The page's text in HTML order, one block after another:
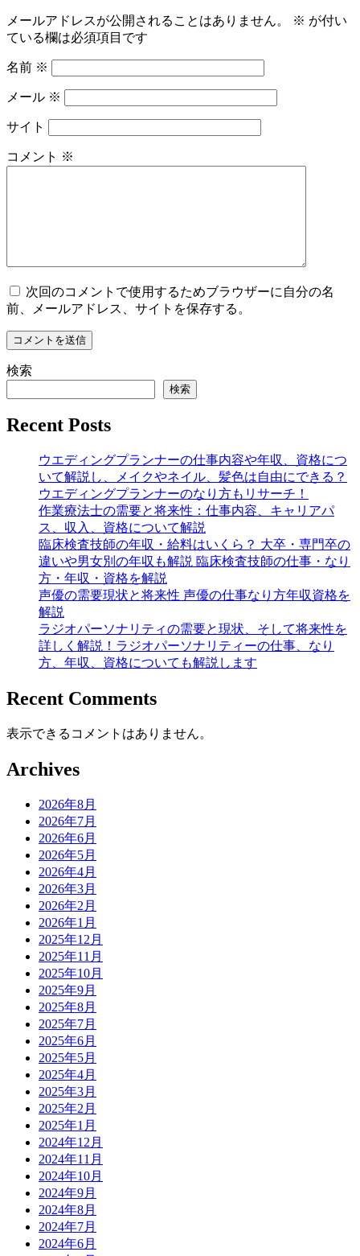
メールアドレスが公開されることはありません。 ※ が付い
ている欄は必須項目です
名前 ※
メール ※
サイト
コメント ※
次回のコメントで使用するためブラウザーに自分の名
前、メールアドレス、サイトを保存する。
検索
検索
Recent Posts
ウエディングプランナーの仕事内容や年収、資格につ
いて解説し、メイクやネイル、髪色は自由にできる？
ウエディングプランナーのなり方もリサーチ！
作業療法士の需要と将来性：仕事内容、キャリアパ
ス、収入、資格について解説
臨床検査技師の年収・給料はいくら？ 大卒・専門卒の
違いや男女別の年収も解説 臨床検査技師の仕事・なり
方・年収・資格を解説
声優の需要現状と将来性 声優の仕事なり方年収資格を
解説
ラジオパーソナリティの需要と現状、そして将来性を
詳しく解説！ラジオパーソナリティーの仕事、なり
方、年収、資格についても解説します
Recent Comments
表示できるコメントはありません。
Archives
2026年8月
2026年7月
2026年6月
2026年5月
2026年4月
2026年3月
2026年2月
2026年1月
2025年12月
2025年11月
2025年10月
2025年9月
2025年8月
2025年7月
2025年6月
2025年5月
2025年4月
2025年3月
2025年2月
2025年1月
2024年12月
2024年11月
2024年10月
2024年9月
2024年8月
2024年7月
2024年6月